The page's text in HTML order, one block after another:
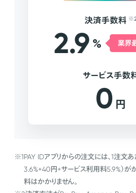
決済手数料
2.9 % 業界
サービス手数
0 円
※1PAY IDアプリからの注文には、1注文
3.6%+40円+サービス利用料5.9%）が
料はかかりません。